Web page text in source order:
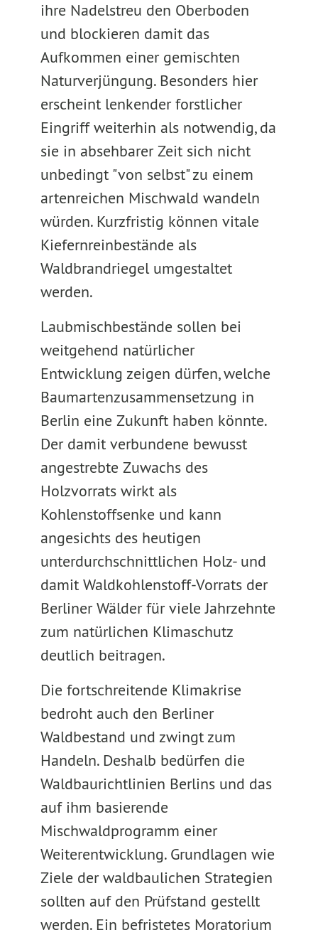
ihre Nadelstreu den Oberboden
und blockieren damit das
Aufkommen einer gemischten
Naturverjüngung. Besonders hier
erscheint lenkender forstlicher
Eingriff weiterhin als notwendig, da
sie in absehbarer Zeit sich nicht
unbedingt "von selbst" zu einem
artenreichen Mischwald wandeln
würden. Kurzfristig können vitale
Kiefernreinbestände als
Waldbrandriegel umgestaltet
werden.
Laubmischbestände sollen bei
weitgehend natürlicher
Entwicklung zeigen dürfen, welche
Baumartenzusammensetzung in
Berlin eine Zukunft haben könnte.
Der damit verbundene bewusst
angestrebte Zuwachs des
Holzvorrats wirkt als
Kohlenstoffsenke und kann
angesichts des heutigen
unterdurchschnittlichen Holz- und
damit Waldkohlenstoff-Vorrats der
Berliner Wälder für viele Jahrzehnte
zum natürlichen Klimaschutz
deutlich beitragen.
Die fortschreitende Klimakrise
bedroht auch den Berliner
Waldbestand und zwingt zum
Handeln. Deshalb bedürfen die
Waldbaurichtlinien Berlins und das
auf ihm basierende
Mischwaldprogramm einer
Weiterentwicklung. Grundlagen wie
Ziele der waldbaulichen Strategien
sollten auf den Prüfstand gestellt
werden. Ein befristetes Moratorium